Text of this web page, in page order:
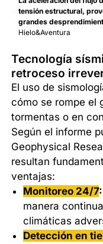
tensión estructural,
grandes
Hielo&Aventura
Tecnología
retroceso
El uso de
cómo se rompe el
tormentas o en
Según el informe
Geophysical
resultan
ventajas:
Monitoreo 24/7:
manera
climáticas
Detección en